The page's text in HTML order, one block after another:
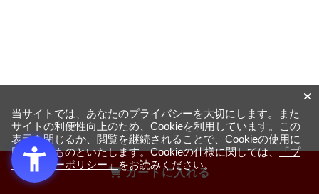
カートに入れる
一緒に購入されている商品
当サイトでは、あなたのプライバシーを大切にします。また
サイトの利便性向上のため、Cookieを利用しています。この
表示を閉じるか、閲覧を継続されることで、Cookieの使用に
同意するものといたします。Cookieの仕様に関しては、「プ
ライバシーポリシー」をお読みください。